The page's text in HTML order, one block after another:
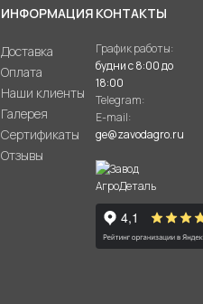
ИНФОРМАЦИЯ
Доставка
Оплата
Наши клиенты
Галерея
Сертификаты
Отзывы
КОНТАКТЫ
График работы:
будни с 8:00 до
18:00
Telegram:
E-mail:
ge@zavodagro.ru